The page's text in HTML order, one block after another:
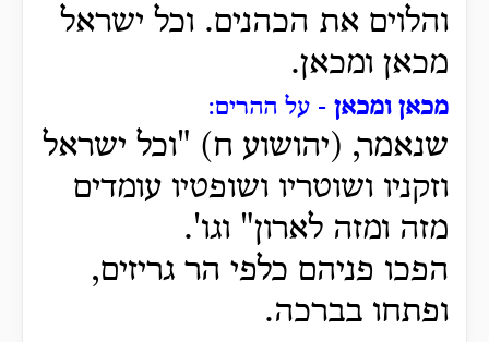
והלוים את הכהנים. וכל ישראל
מכאן ומכאן.
מכאן ומכאן - על ההרים:
שנאמר, (יהושוע ח) "וכל ישראל
וזקניו ושוטריו ושופטיו עומדים
מזה ומזה לארון" וגו'.
הפכו פניהם כלפי הר גריזים,
ופתחו בברכה.